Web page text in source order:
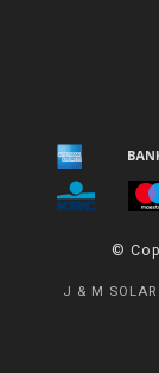
©
J & M SOLAR